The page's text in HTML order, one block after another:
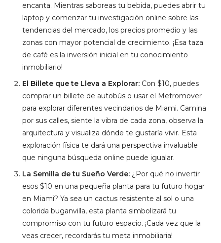
encanta. Mientras saboreas tu bebida, puedes abrir tu
laptop y comenzar tu investigación online sobre las
tendencias del mercado, los precios promedio y las
zonas con mayor potencial de crecimiento. ¡Esa taza
de café es la inversión inicial en tu conocimiento
inmobiliario!
El Billete que te Lleva a Explorar: Con $10, puedes
comprar un billete de autobús o usar el Metromover
para explorar diferentes vecindarios de Miami. Camina
por sus calles, siente la vibra de cada zona, observa la
arquitectura y visualiza dónde te gustaría vivir. Esta
exploración física te dará una perspectiva invaluable
que ninguna búsqueda online puede igualar.
La Semilla de tu Sueño Verde: ¿Por qué no invertir
esos $10 en una pequeña planta para tu futuro hogar
en Miami? Ya sea un cactus resistente al sol o una
colorida buganvilla, esta planta simbolizará tu
compromiso con tu futuro espacio. ¡Cada vez que la
veas crecer, recordarás tu meta inmobiliaria!